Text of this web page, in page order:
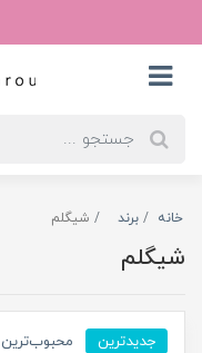
خانه برند شیگلم
شیگلم
جدیدترین محبوب‌ترین